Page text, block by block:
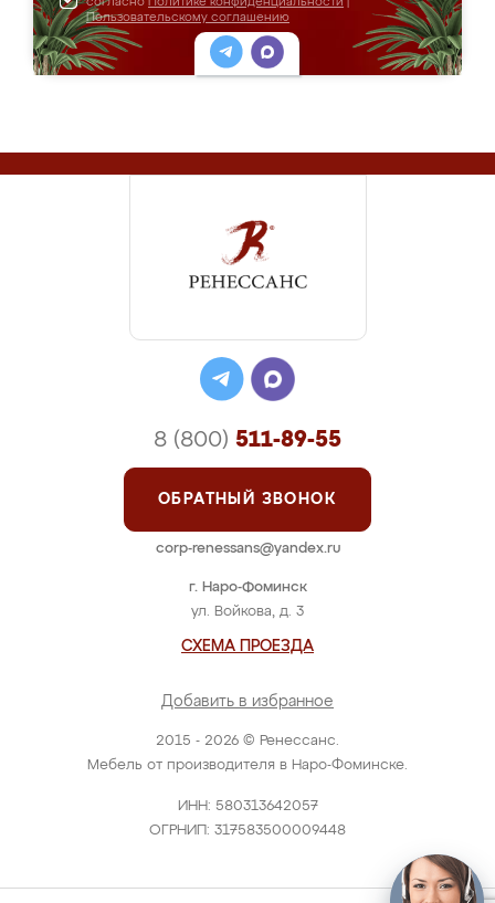
Пользовательскому соглашению
2015 - 2026 © Ренессанс.
Мебель от производителя в Наро-Фоминске.
ИНН: 580313642057
ОГРНИП: 317583500009448
г. Наро-Фоминск
ул. Войкова, д. 3
СХЕМА ПРОЕЗДА
Добавить в избранное
8 (800) 511-89-55
ОБРАТНЫЙ ЗВОНОК
corp-renessans@yandex.ru